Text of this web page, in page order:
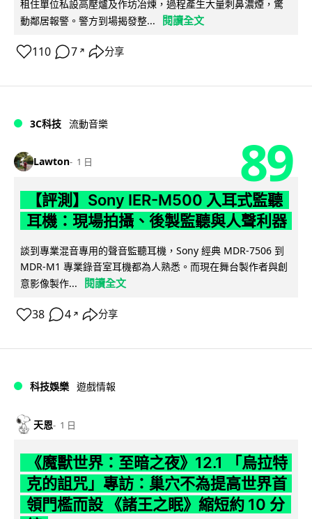
租住單位私設高壓爐及作坊冶煉，過程產生大量刺鼻濃煙，驚
動鄰居報警。警方到場揭發整...
閱讀全文
110 7 ↗ 分享
3C科技 流動音樂
Lawton 1 日 89
【評測】Sony IER-M500 入耳式監聽
耳機：現場拍攝、後製監聽與人聲利器
談到專業混音專用的聲音監聽耳機，Sony 經典 MDR-7506 到
MDR-M1 專業錄音室耳機都為人熟悉。而現在舞台製作者與創
意影像製作...
閱讀全文
38 4 ↗ 分享
科技娛樂 遊戲情報
天恩 1 日
《魔獸世界：至暗之夜》12.1 「烏拉特
克的詛咒」專訪：巢穴不為提高世界首
領門檻而設 《諸王之眠》縮短約 10 分